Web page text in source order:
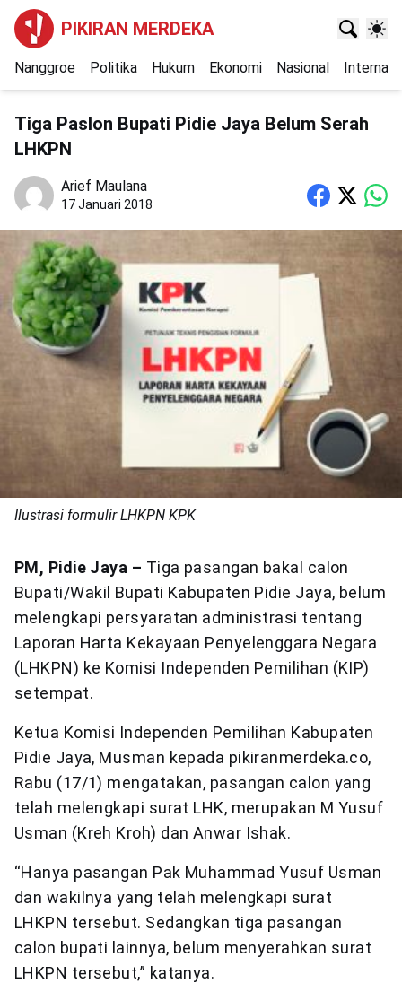
PIKIRAN MERDEKA
Nanggroe Politika Hukum Ekonomi Nasional
Tiga Paslon Bupati Pidie Jaya Belum Serah
LHKPN
Arief Maulana
17 Januari 2018
Ilustrasi formulir LHKPN KPK
PM, Pidie Jaya – Tiga pasangan bakal calon
Bupati/Wakil Bupati Kabupaten Pidie Jaya, belum
melengkapi persyaratan administrasi tentang
Laporan Harta Kekayaan Penyelenggara Negara
(LHKPN) ke Komisi Independen Pemilihan (KIP)
setempat.
Ketua Komisi Independen Pemilihan Kabupaten
Pidie Jaya, Musman kepada pikiranmerdeka.co,
Rabu (17/1) mengatakan, pasangan calon yang
telah melengkapi surat LHK, merupakan M Yusuf
Usman (Kreh Kroh) dan Anwar Ishak.
“Hanya pasangan Pak Muhammad Yusuf Usman
dan wakilnya yang telah melengkapi surat
LHKPN tersebut. Sedangkan tiga pasangan
calon bupati lainnya, belum menyerahkan surat
LHKPN tersebut,” katanya.